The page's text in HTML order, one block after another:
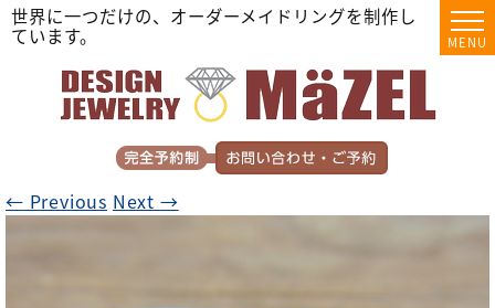
世界に一つだけの、オーダーメイドリングを制作し
ています。
MENU
← Previous Next →